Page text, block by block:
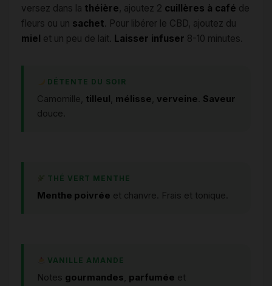
versez dans la théière, ajoutez 2 cuillères à café de
fleurs ou un sachet. Pour libérer le CBD, ajoutez du
miel et un peu de lait. Laisser infuser 8-10 minutes.
DÉTENTE DU SOIR
Camomille, tilleul, mélisse, verveine Saveur
douce.
THÉ VERT MENTHE
Menthe poivrée et chanvre. Frais et tonique.
VANILLE AMANDE
Notes gourmandes, parfumée et